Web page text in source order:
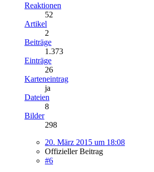
Reaktionen
52
Artikel
2
Beiträge
1.373
Einträge
26
Karteneintrag
ja
Dateien
8
Bilder
298
20. März 2015 um 18:08
Offizieller Beitrag
#6